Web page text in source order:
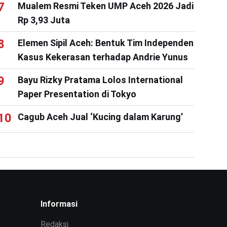
Mualem Resmi Teken UMP Aceh 2026 Jadi
Rp 3,93 Juta
Elemen Sipil Aceh: Bentuk Tim Independen
Kasus Kekerasan terhadap Andrie Yunus
Bayu Rizky Pratama Lolos International
Paper Presentation di Tokyo
Cagub Aceh Jual ‘Kucing dalam Karung’
Informasi
Redaksi